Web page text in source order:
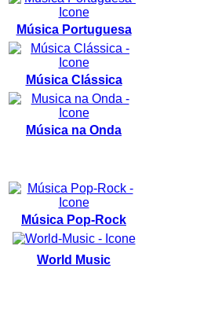
Música Portuguesa
Música Clássica
Música na Onda
Música Pop-Rock
World Music